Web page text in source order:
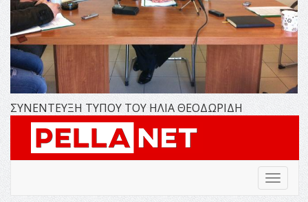
ΣΥΝΕΝΤΕΥΞΗ ΤΥΠΟΥ ΤΟΥ ΗΛΙΑ ΘΕΟΔΩΡΙΔΗ